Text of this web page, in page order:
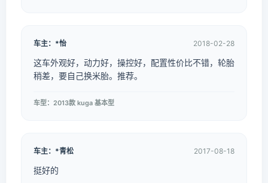
车主：*怡 2018-02-28
这车外观好，动力好，操控好，配置性价比不错，轮胎
稍差，要自己换米胎。推荐。
车型：2013款 kuga 基本型
车主：*青松 2017-08-18
挺好的